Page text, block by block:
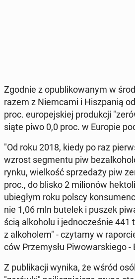
Zgodnie z opu­bli­ko­wa­nym w
razem z Niem­ca­mi i Hisz­pa­nią
proc. eu­ro­pej­skiej pro­duk­cji
sią­te piwo 0,0 proc. w Europie
"Od roku 2018, kiedy po raz
wzrost seg­men­tu piw
rynku, wiel­kość sprze­da­ży piw
proc., do blisko 2 mi­lio­nów
ubie­głym roku polscy
nie 1,06 mln butelek i puszek
ścią al­ko­ho­lu i jed­no­cze­śnie 441
z al­ko­ho­lem" - czytamy w
ców Prze­my­słu Pi­wo­war­skie­go -
Z pu­bli­ka­cji wynika, że wśród